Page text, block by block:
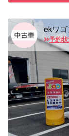
ekワ
予約